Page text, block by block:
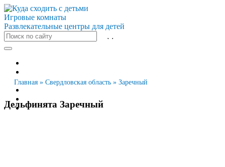
Игровые комнаты
Развлекательные центры для детей
Санкт-Петербург
Казань
Главная » Свердловская область » Заречный
Дельфинята Заречный